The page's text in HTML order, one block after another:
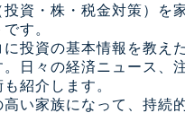
資・株・税金対策）を
す。
投資の基本情報を教え
日々の経済ニュース、
紹介します。
い家族になって、持続